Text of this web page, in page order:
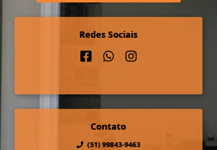
Redes Sociais
Contato
(51) 99843-9463